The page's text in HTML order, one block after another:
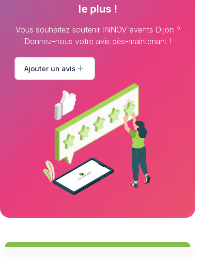
le plus !
Vous souhaitez soutenir INNOV'events Dijon ?
Donnez-nous votre avis dès-maintenant !
Ajouter un avis add